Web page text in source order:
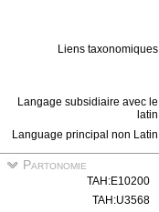
Liens taxonomiques
Langage subsidiaire avec le
latin
Language principal non Latin
Partonomie
TAH:E10200
TAH:U3568